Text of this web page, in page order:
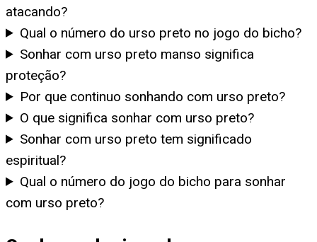
atacando?
Qual o número do urso preto no jogo do bicho?
Sonhar com urso preto manso significa
proteção?
Por que continuo sonhando com urso preto?
O que significa sonhar com urso preto?
Sonhar com urso preto tem significado
espiritual?
Qual o número do jogo do bicho para sonhar
com urso preto?